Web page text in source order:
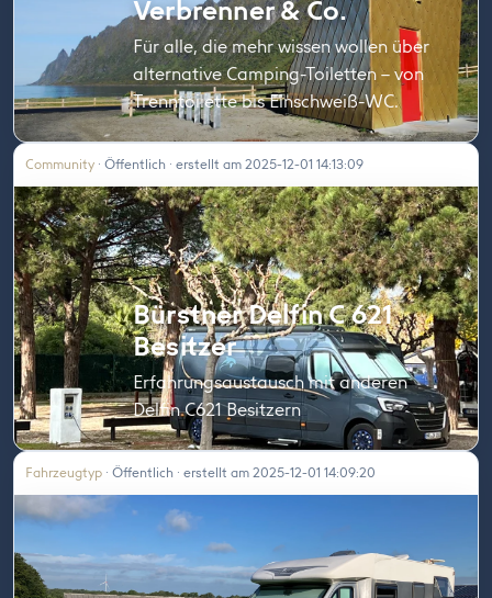
Verbrenner & Co.
Für alle, die mehr wissen wollen über
alternative Camping-Toiletten – von
Trenntoilette bis Einschweiß-WC.
Community · Öffentlich · erstellt am 2025-12-01 14:13:09
Bürstner Delfin C 621
Besitzer
Erfahrungsaustausch mit anderen
Delfin C621 Besitzern
Fahrzeugtyp · Öffentlich · erstellt am 2025-12-01 14:09:20